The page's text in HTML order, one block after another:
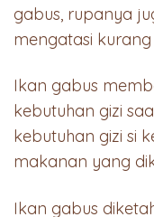
gabus, rupanya
mengatasi
Ikan gabus
kebutuhan gizi
kebutuhan gizi si
makanan yang
Ikan gabus